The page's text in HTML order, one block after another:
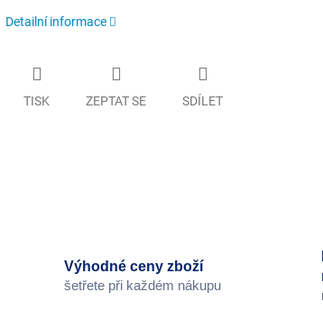
Detailní informace
TISK ZEPTAT SE SDÍLET
Výhodné ceny zboží
šetřete při každém nákupu